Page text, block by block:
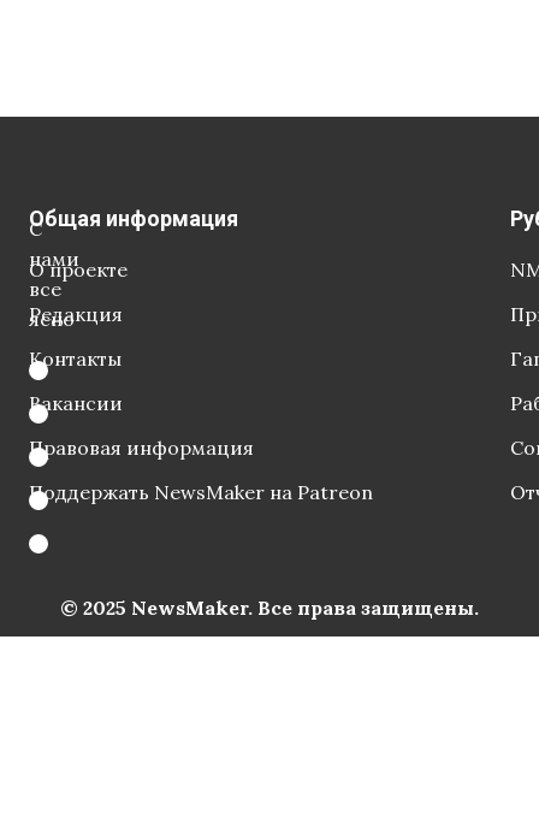
С
нами
все
ясно
Общая информация
О проекте
Редакция
Контакты
Вакансии
Правовая информация
Поддержать NewsMaker на Patreon
© 2025 NewsMaker. Все права защищены.